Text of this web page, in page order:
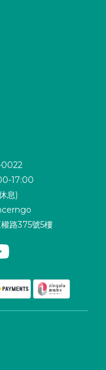
0022
17:00
息)
路375號5樓